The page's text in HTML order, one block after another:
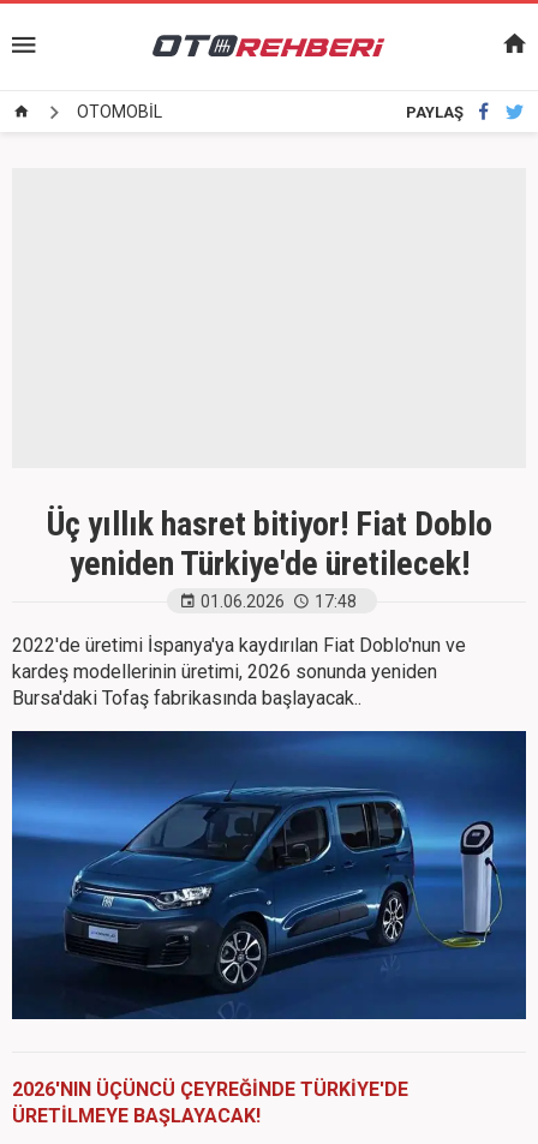
OTOMOBİL PAYLAŞ
Üç yıllık hasret bitiyor! Fiat Doblo
yeniden Türkiye'de üretilecek!
01.06.2026 17:48
2022'de üretimi İspanya'ya kaydırılan Fiat Doblo'nun ve
kardeş modellerinin üretimi, 2026 sonunda yeniden
Bursa'daki Tofaş fabrikasında başlayacak..
2026'NIN ÜÇÜNCÜ ÇEYREĞİNDE TÜRKİYE'DE
ÜRETİLMEYE BAŞLAYACAK!